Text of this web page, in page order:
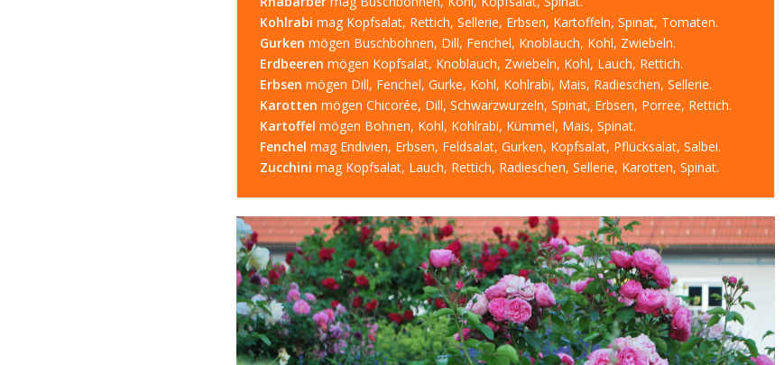
Kohlrabi mag Kopfsalat, Rettich, Sellerie, Erbsen, Kartoffeln, Spinat, Tomaten.
Gurken mögen Buschbohnen, Dill, Fenchel, Knoblauch, Kohl, Zwiebeln.
Erdbeeren mögen Kopfsalat, Knoblauch, Zwiebeln, Kohl, Lauch, Rettich.
Erbsen mögen Dill, Fenchel, Gurke, Kohl, Kohlrabi, Mais, Radieschen, Sellerie.
Karotten mögen Chicorée, Dill, Schwarzwurzeln, Spinat, Erbsen, Porree, Rettich.
Kartoffel mögen Bohnen, Kohl, Kohlrabi, Kümmel, Mais, Spinat.
Fenchel mag Endivien, Erbsen, Feldsalat, Gurken, Kopfsalat, Pflücksalat, Salbei.
Zucchini mag Kopfsalat, Lauch, Rettich, Radieschen, Sellerie, Karotten, Spinat.